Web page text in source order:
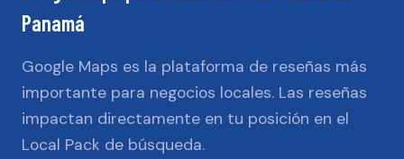
Panamá
Google Maps es la plataforma de reseñas más
importante para negocios locales. Las reseñas
impactan directamente en tu posición en el
Local Pack de búsqueda.